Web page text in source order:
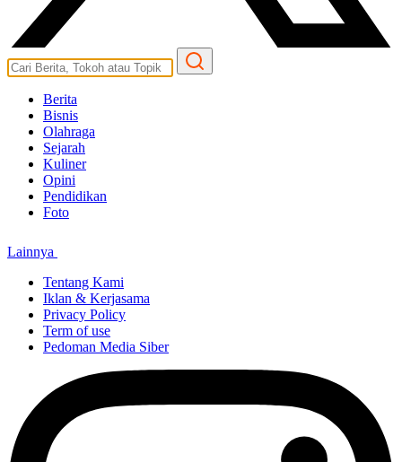
Berita
Bisnis
Olahraga
Sejarah
Kuliner
Opini
Pendidikan
Foto
Lainnya
Tentang Kami
Iklan & Kerjasama
Privacy Policy
Term of use
Pedoman Media Siber